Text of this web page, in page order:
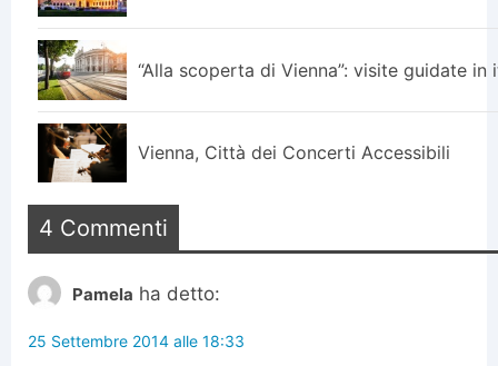
“Alla scoperta di Vienna”: visite guidate
Vienna, Città dei Concerti Accessibili
4 Commenti
Pamela ha detto:
25 Settembre 2014 alle 18:33